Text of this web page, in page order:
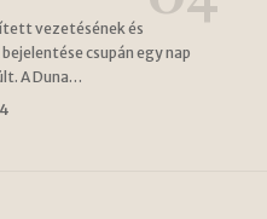
vezetésének és
csupán egy nap
A Duna…